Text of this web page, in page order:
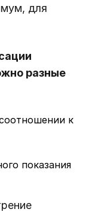
для
разные
к
показания